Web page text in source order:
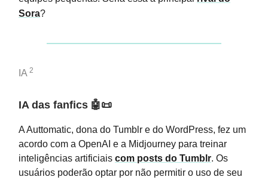
Sora?
IA 2
IA das fanfics 🤖📜
A Auttomatic, dona do Tumblr e do WordPress, fez um
acordo com a OpenAI e a Midjourney para treinar
inteligências artificiais com posts do Tumblr. Os
usuários poderão optar por não permitir o uso de seu